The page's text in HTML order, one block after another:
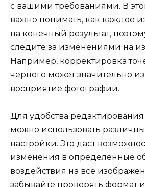
с вашими требованиями. В
важно понимать, как каждое
на конечный результат,
следите за изменениями на
Например, корректировка
черного может значительно
восприятие фотографии.
Для удобства
можно использовать
настройки. Это даст
изменения в определенные
воздействия на все
забывайте проверять формат